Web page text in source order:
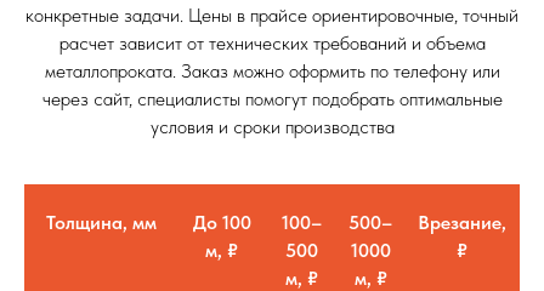
конкретные задачи. Цены в прайсе ориентировочные, точный
расчет зависит от технических требований и объема
металлопроката. Заказ можно оформить по телефону или
через сайт, специалисты помогут подобрать оптимальные
условия и сроки производства
Толщина, мм
До 100
м, ₽
100–
500
м, ₽
500–
1000
м, ₽
Врезание,
₽